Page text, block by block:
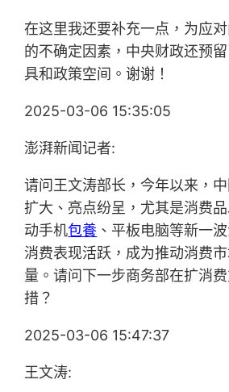
在这里我还要补充一点，为应
的不确定因素，中央财政还预
具和政策空间。谢谢！
2025-03-06 15:35:05
澎湃新闻记者:
请问王文涛部长，今年以来，
扩大、亮点纷呈，尤其是消费
动手机包養 、平板电脑等新一
消费表现活跃，成为推动消费
量。请问下一步商务部在扩消
措？
2025-03-06 15:47:37
王文涛: